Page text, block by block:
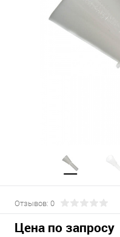
Отзывов: 0
Цена по запросу